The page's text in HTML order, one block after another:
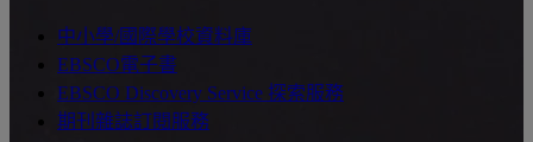
中小學/國際學校資料庫
EBSCO電子書
EBSCO Discovery Service 探索服務
期刊雜誌訂閱服務